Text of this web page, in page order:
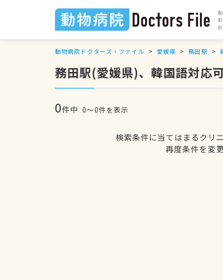
動物病院ドクターズ・ファイル 愛媛県 務田駅
務田駅(愛媛県)、韓国語対応
0件中 0〜0件を表示
検索条件に当てはまるクリ
再度条件を変